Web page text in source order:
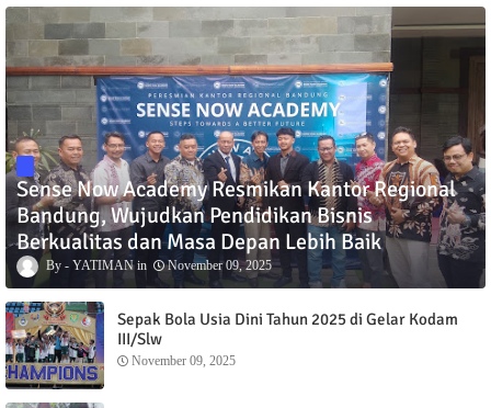
Sense Now Academy Resmikan Kantor Regional
Bandung, Wujudkan Pendidikan Bisnis
Berkualitas dan Masa Depan Lebih Baik
YATIMAN November 09, 2025
Sepak Bola Usia Dini Tahun 2025 di Gelar Kodam
III/Slw
November 09, 2025